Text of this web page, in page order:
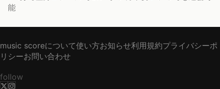
能
music scoreについて使い方お知らせ利用規約プライバシーポ
リシーお問い合わせ
follow